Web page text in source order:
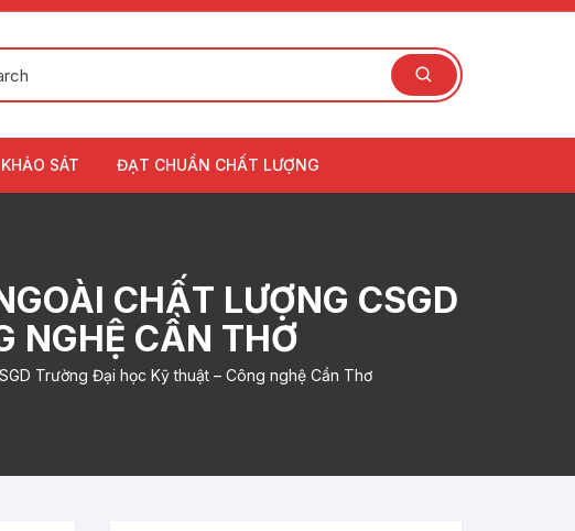
KHẢO SÁT ĐẠT CHUẨN CHẤT LƯỢNG
CHẤT LƯỢNG CSGD
NGHỆ CẦN THƠ
Trường Đại học Kỹ thuật – Công nghệ Cần Thơ